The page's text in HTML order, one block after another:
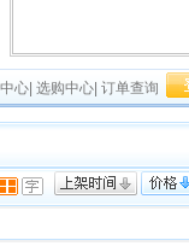
心 选购中心 订单查询